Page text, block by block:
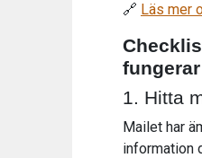
🔗 Läs mer
fungerar
1. Hitta
Mailet har
information